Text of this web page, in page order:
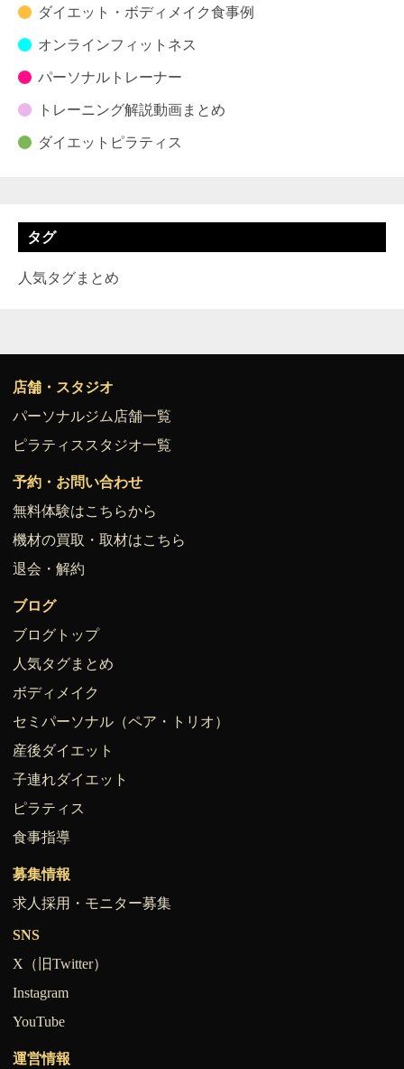
ダイエット・ボディメイク食事例
オンラインフィットネス
パーソナルトレーナー
トレーニング解説動画まとめ
ダイエットピラティス
タグ
人気タグまとめ
店舗・スタジオ
パーソナルジム店舗一覧
ピラティススタジオ一覧
予約・お問い合わせ
無料体験はこちらから
機材の買取・取材はこちら
退会・解約
ブログ
ブログトップ
人気タグまとめ
ボディメイク
セミパーソナル（ペア・トリオ）
産後ダイエット
子連れダイエット
ピラティス
食事指導
募集情報
求人採用・モニター募集
SNS
X（旧Twitter）
Instagram
YouTube
運営情報